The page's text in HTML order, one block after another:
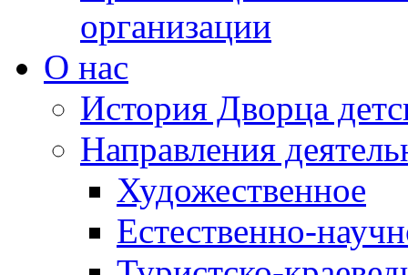
организации
О нас
История Дворца
Направления
Художественное
Естественно-